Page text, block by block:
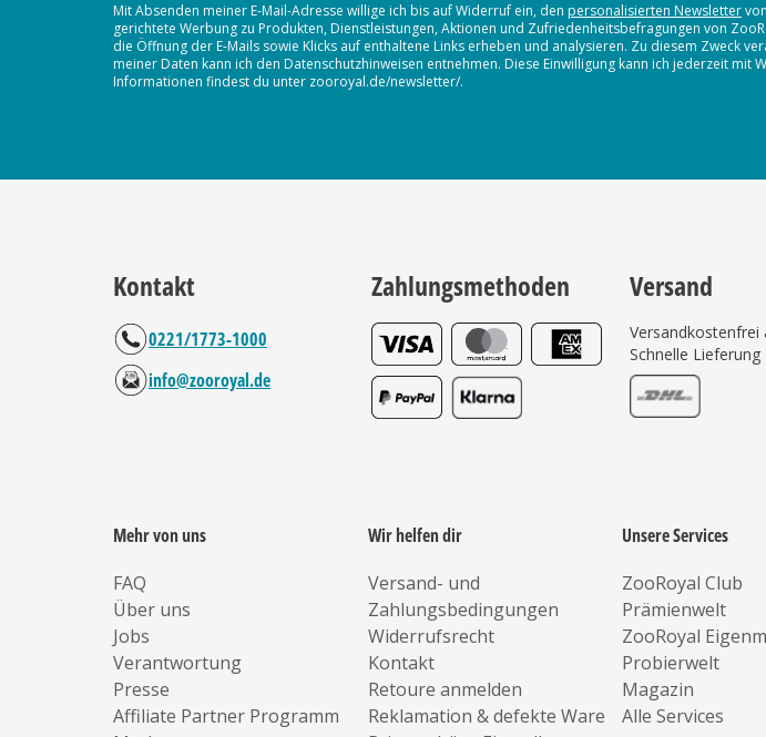
Mit Absenden meiner E-Mail-Adresse willige ich bis auf Widerruf ein, den personalisierten Newsletter
gerichtete Werbung zu Produkten, Dienstleistungen, Aktionen und Zufriedenheitsbefragungen von
die Öffnung der E-Mails sowie Klicks auf enthaltene Links erheben und analysieren. Zu diesem
meiner Daten kann ich den Datenschutzhinweisen entnehmen. Diese Einwilligung kann ich jederzeit
Informationen findest du unter zooroyal.de/newsletter/.
Kontakt
0221/1773-1000
info@zooroyal.de
Zahlungsmethoden Versand
Versandkostenfrei
Schnelle Lieferung
Mehr von uns
FAQ
Über uns
Jobs
Verantwortung
Presse
Affiliate Partner Programm
Wir helfen dir
Versand- und
Zahlungsbedingungen
Widerrufsrecht
Kontakt
Retoure anmelden
Reklamation & defekte Ware
Unsere Services
ZooRoyal Club
Prämienwelt
ZooRoyal
Probierwelt
Magazin
Alle Services